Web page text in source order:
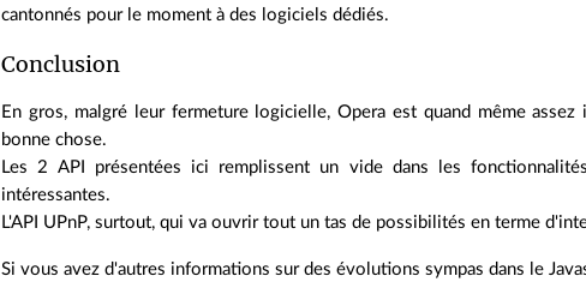
cantonnés pour le moment à des logiciels dédiés.
Conclusion
En gros, malgré leur fermeture logicielle, Opera est quand même
bonne chose.
Les 2 API présentées ici remplissent un vide dans les
intéressantes.
L'API UPnP, surtout, qui va ouvrir tout un tas de possibilités en terme
Si vous avez d'autres informations sur des évolutions sympas dans le